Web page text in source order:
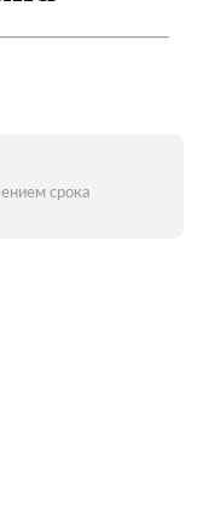
срока